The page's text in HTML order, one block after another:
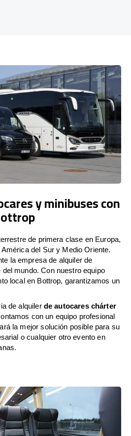
y minibuses con
de primera clase en Europa,
del Sur y Medio Oriente.
la empresa de alquiler de
mundo. Con nuestro equipo
local en Bottrop, garantizamos un
de alquiler de autocares chárter
con un equipo profesional
la mejor solución posible para su
o cualquier otro evento en